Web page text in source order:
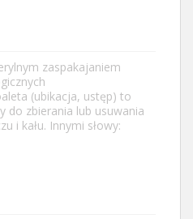
zaspakajaniem
(ubikacja, ustęp) to
do zbierania lub usuwania
i kału. Innymi słowy: